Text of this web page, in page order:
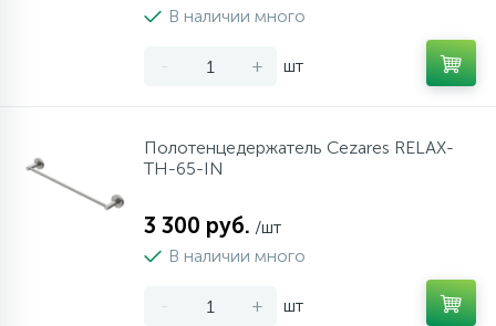
В наличии много
- + шт
Полотенцедержатель Cezares RELAX-
TH-65-IN
3 300 руб. /шт
В наличии много
- + шт